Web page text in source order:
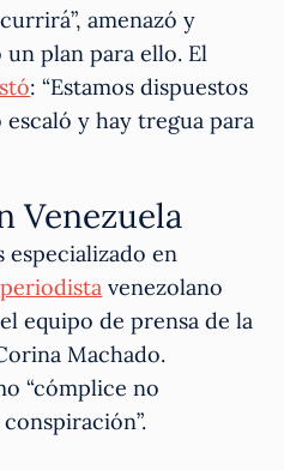
amenazó y
plan para ello. El
: “Estamos dispuestos
y hay tregua para
Venezuela
especializado en
venezolano
equipo de prensa de la
Machado.
“cómplice no